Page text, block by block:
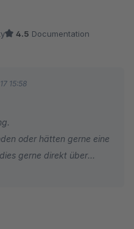
in der Version 2.1.6 nicht!
4.5 Documentation
15:58
oder hätten gerne eine
gerne direkt über
an uns
voten.